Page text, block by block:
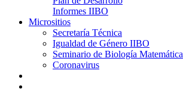
Informes IIBO
Micrositios
Secretaría Técnica
Igualdad de Género IIBO
Seminario de Biología Matemática
Coronavirus